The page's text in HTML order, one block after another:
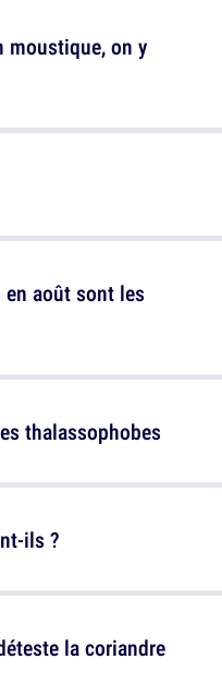
moustique, on y
août sont les
ils ?
thalassophobes
la coriandre